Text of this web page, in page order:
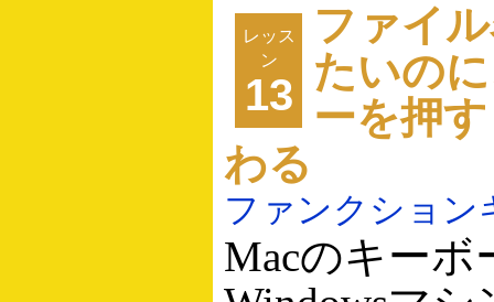
レッス
ン
13
ファイ
たいの
ーを押
わる
ファンクション
Macのキーボ